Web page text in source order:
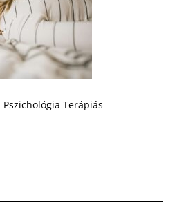
Terápiás